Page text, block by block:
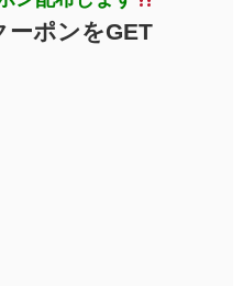
ーポンをGET